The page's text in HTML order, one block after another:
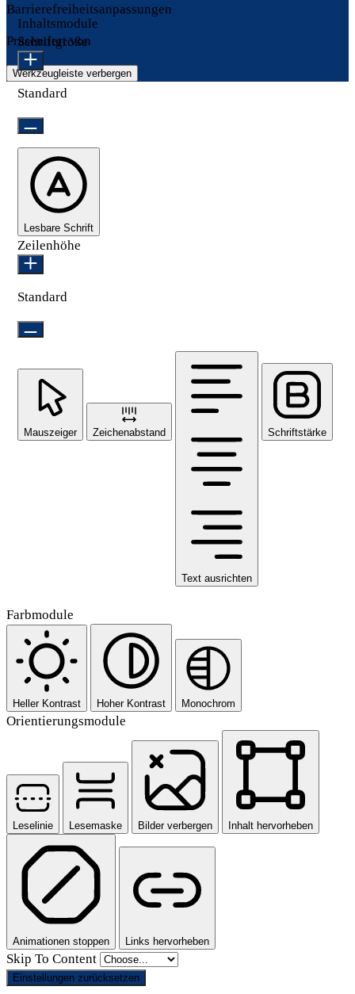
Barrierefreiheitsanpassungen
Präsentiert von
Werkzeugleiste verbergen
Inhaltsmodule
Schriftgröße
Standard
Lesbare Schrift
Zeilenhöhe
Standard
Mauszeiger Zeichenabstand
Text ausrichten
Schriftstärke
Farbmodule
Heller Kontrast Hoher Kontrast Monochrom
Orientierungsmodule
Leselinie Lesemaske Bilder verbergen Inhalt hervorheben
Animationen stoppen Links hervorheben
Skip To Content
Einstellungen zurücksetzen